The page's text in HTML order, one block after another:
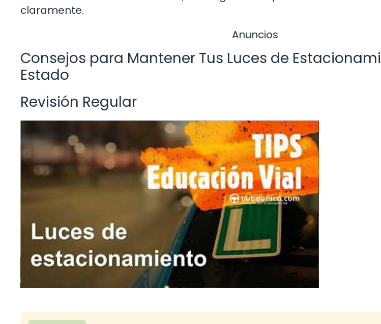
claramente.
Anuncios
Consejos para Mantener Tus Luces de
Estado
Revisión Regular